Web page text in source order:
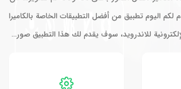
اليوم تطبيق من أفضل التطبيقات الخاصة بالكاميرا
للاندرويد، سوف يقدم لك هذا التطبيق صور…